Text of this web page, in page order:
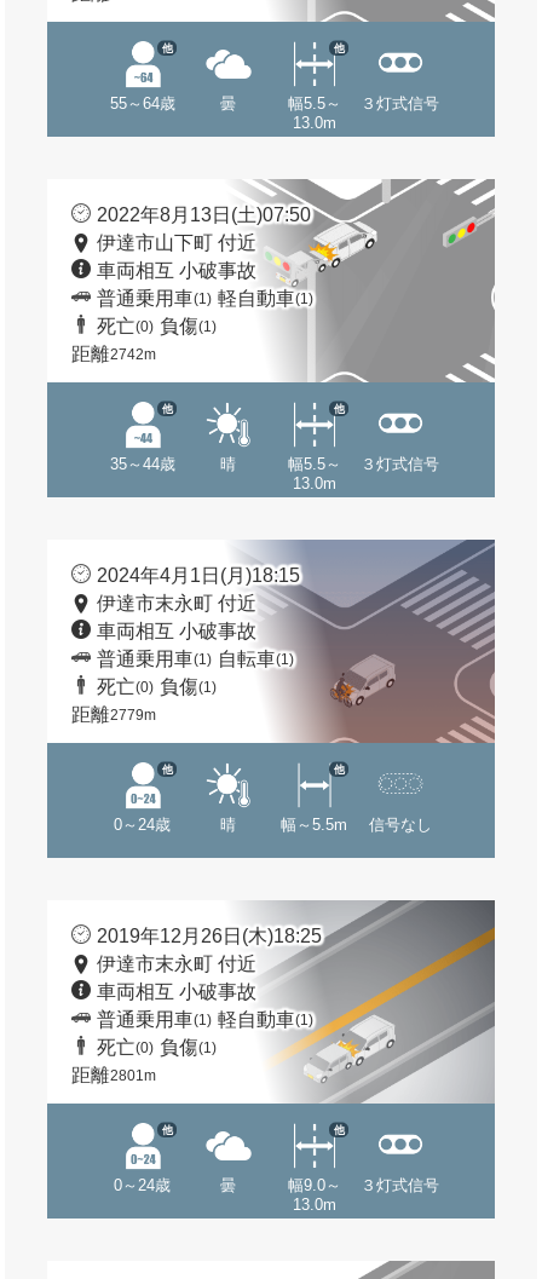
55～64歳
他
曇
幅5.5～
13.0m
他
３灯式信号
2022年8月13日(土)07:50
伊達市山下町 付近
車両相互 小破事故
普通乗用車(1) 軽自動車(1)
死亡(0) 負傷(1)
距離2742m
35～44歳
他
晴
幅5.5～
13.0m
他
３灯式信号
2024年4月1日(月)18:15
伊達市末永町 付近
車両相互 小破事故
普通乗用車(1) 自転車(1)
死亡(0) 負傷(1)
距離2779m
0～24歳
他
晴 幅～5.5m
他
信号なし
2019年12月26日(木)18:25
伊達市末永町 付近
車両相互 小破事故
普通乗用車(1) 軽自動車(1)
死亡(0) 負傷(1)
距離2801m
0～24歳
他
曇
幅9.0～
13.0m
他
３灯式信号